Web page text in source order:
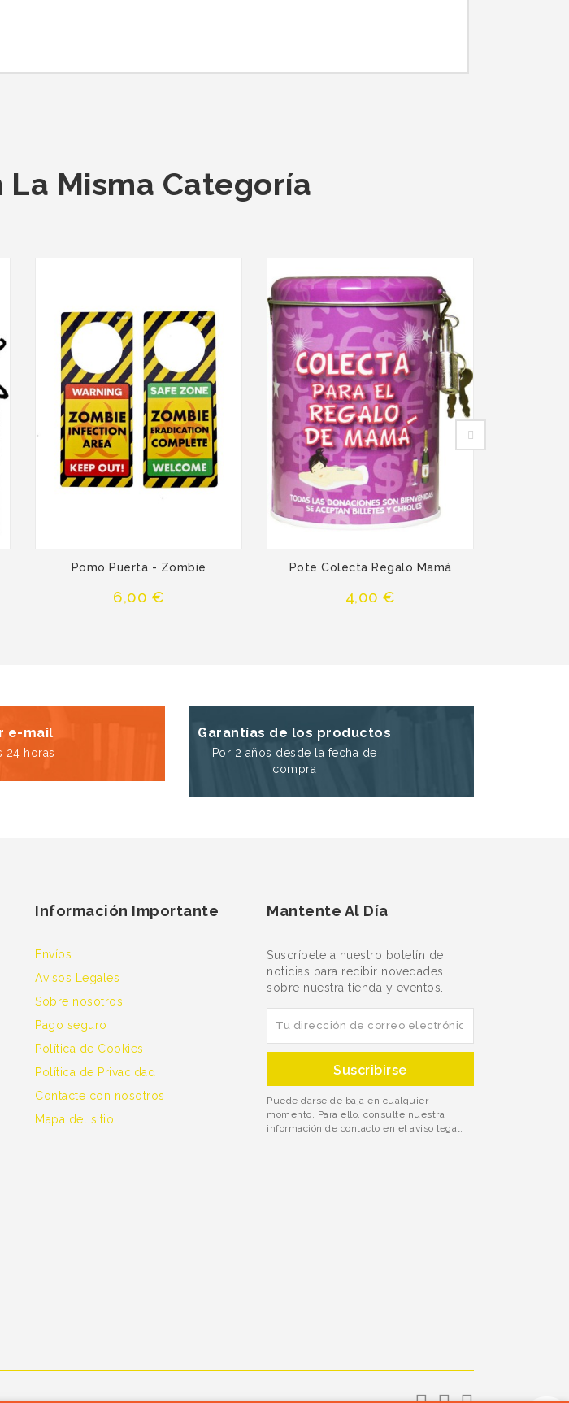
Misma Categoría
Pomo Puerta - Zombie
Precio
6,00 €
Pote Colecta Regalo Mamá
Precio
4,00 €
e-mail
24 horas
Garantías de los productos
Por 2 años desde la fecha de
compra
Información Importante
Envíos
Avisos Legales
Sobre nosotros
Pago seguro
Política de Cookies
Política de Privacidad
Contacte con nosotros
Mapa del sitio
Mantente Al Día
Suscríbete a nuestro boletín de
noticias para recibir novedades
sobre nuestra tienda y eventos.
Puede darse de baja en cualquier
momento. Para ello, consulte nuestra
información de contacto en el aviso legal.